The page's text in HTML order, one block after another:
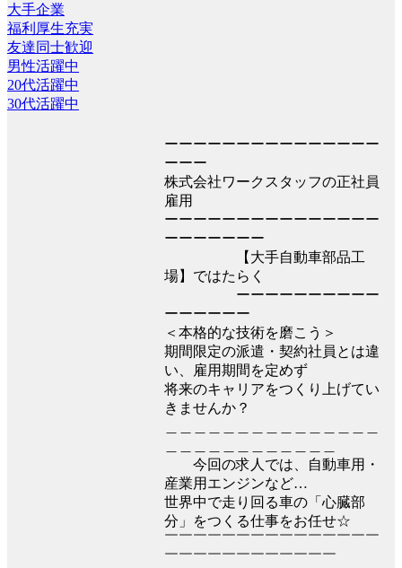
大手企業
福利厚生充実
友達同士歓迎
男性活躍中
20代活躍中
30代活躍中
ーーーーーーーーーーーーーーー
ーーー
株式会社ワークスタッフの正社員
雇用
ーーーーーーーーーーーーーーー
ーーーーーーー
【大手自動車部品工
場】ではたらく
ーーーーーーーーーー
ーーーーーー
＜本格的な技術を磨こう＞
期間限定の派遣・契約社員とは違
い、雇用期間を定めず
将来のキャリアをつくり上げてい
きませんか？
今回の求人では、自動車用・
産業用エンジンなど…
世界中で走り回る車の「心臓部
分」をつくる仕事をお任せ☆
￣￣￣￣￣￣￣￣￣￣￣￣￣￣￣
￣￣￣￣￣￣￣￣￣￣￣￣